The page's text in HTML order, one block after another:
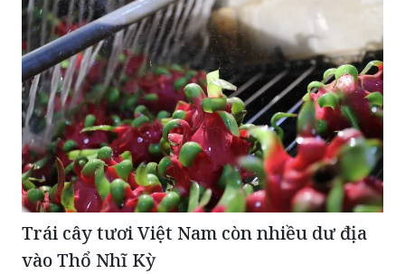
Trái cây tươi Việt Nam còn nhiều dư địa
vào Thổ Nhĩ Kỳ